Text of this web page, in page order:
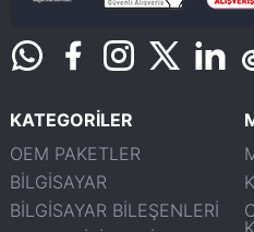
KATEGORİLER
OEM PAKETLER
BİLGİSAYAR
BİLGİSAYAR BİLEŞENLERİ